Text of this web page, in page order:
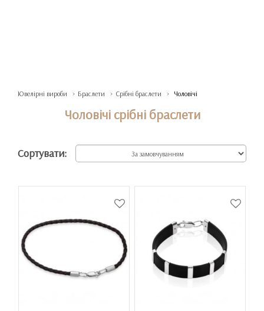
Ювелірні вироби Браслети Срібні браслети Чоловічі
Чоловічі срібні браслети
Сортувати: